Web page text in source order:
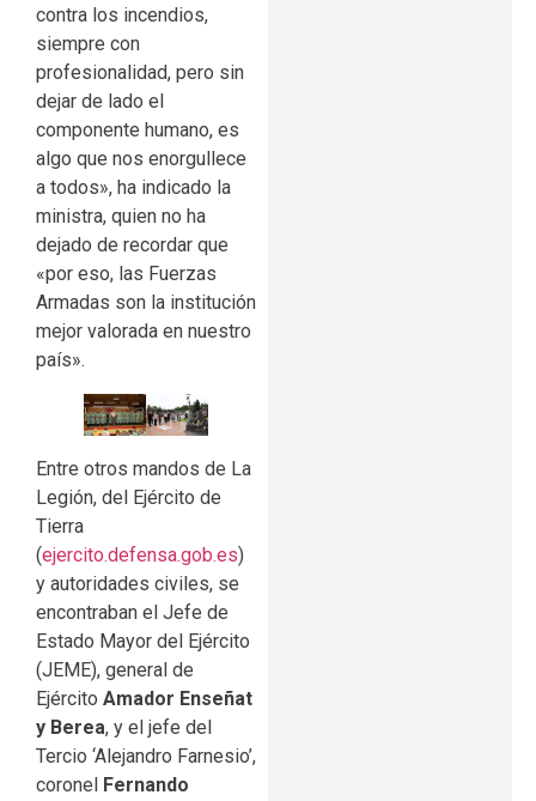
contra los incendios,
siempre con
profesionalidad, pero sin
dejar de lado el
componente humano, es
algo que nos enorgullece
a todos», ha indicado la
ministra, quien no ha
dejado de recordar que
«por eso, las Fuerzas
Armadas son la institución
mejor valorada en nuestro
país».
Entre otros mandos de La
Legión, del Ejército de
Tierra
(ejercito.defensa.gob.es)
y autoridades civiles, se
encontraban el Jefe de
Estado Mayor del Ejército
(JEME), general de
Ejército Amador Enseñat
y Berea, y el jefe del
Tercio ‘Alejandro Farnesio’,
coronel Fernando